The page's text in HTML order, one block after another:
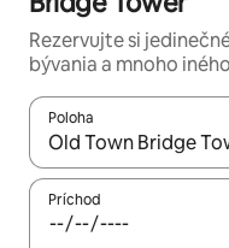
Rezervujte si
bývania a mnoho
Poloha
Keď budú výsledky k
Príchod